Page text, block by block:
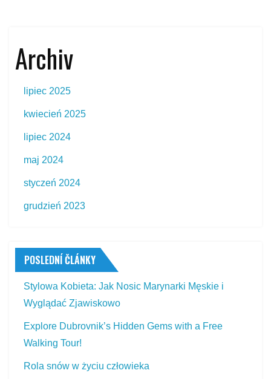
Archiv
lipiec 2025
kwiecień 2025
lipiec 2024
maj 2024
styczeń 2024
grudzień 2023
POSLEDNÍ ČLÁNKY
Stylowa Kobieta: Jak Nosic Marynarki Męskie i
Wyglądać Zjawiskowo
Explore Dubrovnik’s Hidden Gems with a Free
Walking Tour!
Rola snów w życiu człowieka